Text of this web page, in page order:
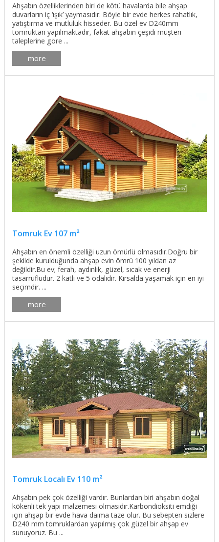
Ahşabın özelliklerinden biri de kötü havalarda bile ahşap
duvarların iç ‘ışık’ yaymasıdır. Böyle bir evde herkes rahatlık,
yatıştırma ve mutluluk hisseder. Bu özel ev D240mm
tomruktan yapılmaktadır, fakat ahşabın çeşidi müşteri
taleplerine göre ...
more
Tomruk Ev 107 m²
Ahşabın en önemli özelliği uzun ömürlü olmasıdır.Doğru bir
şekilde kurulduğunda ahşap evin ömrü 100 yıldan az
değildir.Bu ev; ferah, aydınlık, güzel, sıcak ve enerji
tasarrufludur. 2 katlı ve 5 odalıdır. Kırsalda yaşamak için en iyi
seçimdir. ...
more
Tomruk Localı Ev 110 m²
Ahşabın pek çok özelliği vardır. Bunlardan biri ahşabın doğal
kökenli tek yapı malzemesi olmasıdır.Karbondioksiti emdiği
için ahşap bir evde hava daima taze olur. Bu sebepten sizlere
D240 mm tomruklardan yapılmış çok güzel bir ahşap ev
sunuyoruz. Bu ...